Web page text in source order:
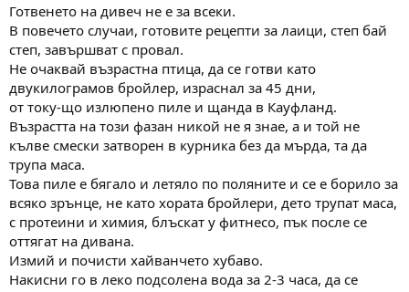
Готвенето на дивеч не е за всеки.
В повечето случаи, готовите рецепти за лаици, степ бай
степ, завършват с провал.
Не очаквай възрастна птица, да се готви като
двукилограмов бройлер, израснал за 45 дни,
от току-що излюпено пиле и щанда в Кауфланд.
Възрастта на този фазан никой не я знае, а и той не
кълве смески затворен в курника без да мърда, та да
трупа маса.
Това пиле е бягало и летяло по поляните и се е борило за
всяко зрънце, не като хората бройлери, дето трупат маса,
с протеини и химия, блъскат у фитнесо, пък после се
оттягат на дивана.
Измий и почисти хайванчето хубаво.
Накисни го в леко подсолена вода за 2-3 часа, да се